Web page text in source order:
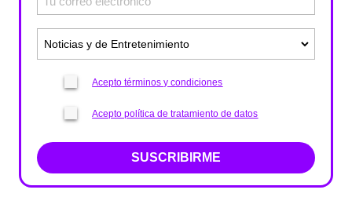
Acepto términos y condiciones
Acepto política de tratamiento de datos
SUSCRIBIRME